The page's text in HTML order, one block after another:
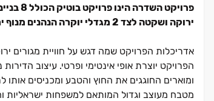
פרויקט השדרה הינו פרויקט בוטיק הכולל ‏8 בנייני בוטיק נמוכים המוקמים לאורך שדרה פנימית
ירוקה ושקטה לצד ‏2 מגדלי יוקרה הנהנים מנוף ירוק ופתוח.
אדריכלות הפרויקט שמה דגש על חוויית
הפרויקט יוצרת אופי אינטימי ופרטי. עיצוב
ומוארים החוגגים את החוץ והטבע ומכניסים
מטבח מעוצב וגדול המותאם למשפחות ישראליות